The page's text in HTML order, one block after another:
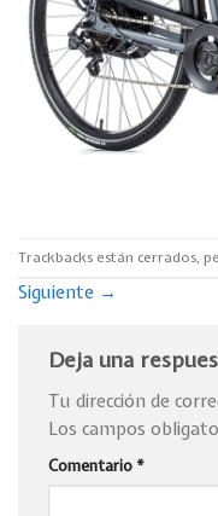
Trackbacks están cerrados,
Siguiente →
Deja una
Tu dirección de
Los campos
Comentario *